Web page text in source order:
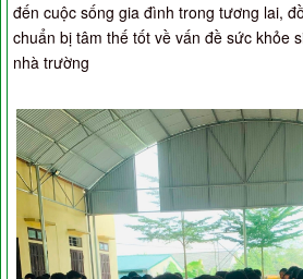
đến cuộc sống gia đình trong tương lai,
chuẩn bị tâm thế tốt về vấn đề sức khỏe
nhà trường